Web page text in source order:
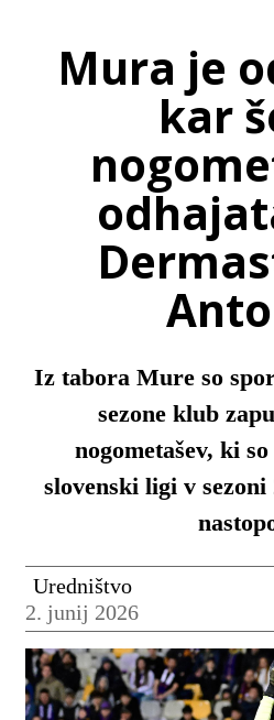
Mura je
kar
Iz tabora Mure so
sezone klub
nogometašev, ki
slovenski ligi v
Uredništvo
2. junij 2026